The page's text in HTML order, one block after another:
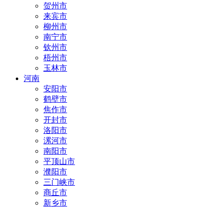
贺州市
来宾市
柳州市
南宁市
钦州市
梧州市
玉林市
河南
安阳市
鹤壁市
焦作市
开封市
洛阳市
漯河市
南阳市
平顶山市
濮阳市
三门峡市
商丘市
新乡市